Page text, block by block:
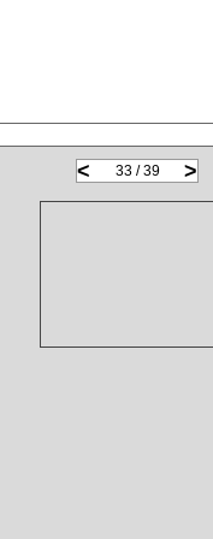
< >
33 / 39